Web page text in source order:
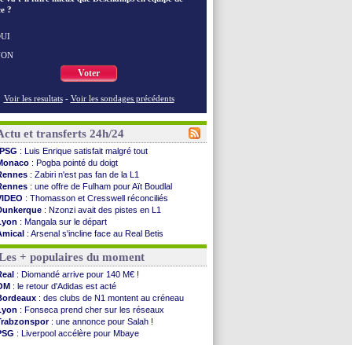
?
Voter
Voir les resultats - Voir les sondages précédents
et transferts 24h/24
PSG : Luis Enrique satisfait malgré tout
: Pogba pointé du doigt
: Zabiri n'est pas fan de la L1
: une offre de Fulham pour Aït Boudlal
: Thomasson et Cresswell réconciliés
: Nzonzi avait des pistes en L1
: Mangala sur le départ
: Arsenal s'incline face au Real Betis
: lourde défaite pour le PSG
City: Maresca flou pour Reijnders
: Fenerbahçe prend une belle option
Diriyah: Mbemba arrive libre (officiel)
: le plan d'Alvarez à son retour
: premier succès pour Brest
: le joli but de Greenwood avec le Fener !
2030: une promesse d'Infantino au Maroc ...
: la compo pour le premier match amical
+ populaires du moment
: Diomandé arrive pour 140 M€ !
: le retour d'Adidas est acté
: des clubs de N1 montent au créneau
: Fonseca prend cher sur les réseaux
: une annonce pour Salah !
: Liverpool accélère pour Mbaye